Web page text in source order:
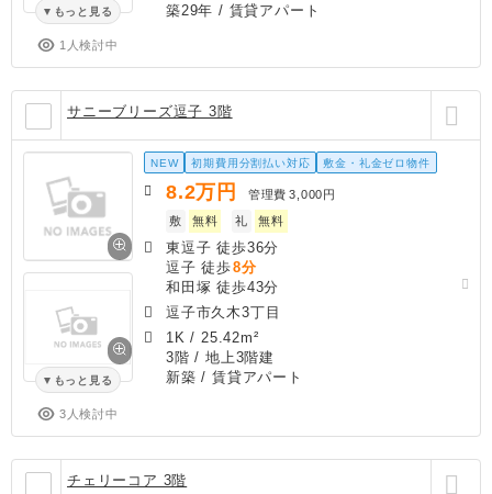
もっと見る
1人検討中
築29年 / 賃貸アパート
サニーブリーズ逗子 3階
もっと見る
3人検討中
NEW 初期費用分割払い対応 敷金・礼金ゼロ物件
8.2万円 管理費 3,000円
敷
無料 礼 無料
東逗子 徒歩36分
逗子 徒歩8分
和田塚 徒歩43分
逗子市久木3丁目
1K / 25.42m²
3階 / 地上3階建
新築 / 賃貸アパート
チェリーコア 3階